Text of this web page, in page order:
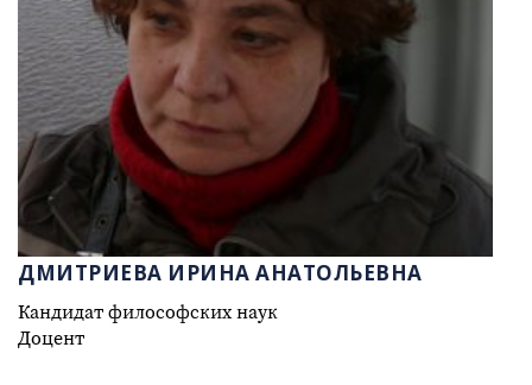
ДМИТРИЕВА ИРИНА АНАТОЛЬЕВНА
Кандидат философских наук
Доцент